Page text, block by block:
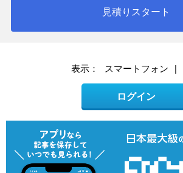
見積りスタート
表示： スマートフォン |
ログイン